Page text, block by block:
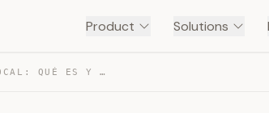
Product Solutions
(ADGUARD Y PI-HOLE) DNS LOCAL: QUÉ ES Y POR QUÉ NECESIT… — TRANSCRIPT